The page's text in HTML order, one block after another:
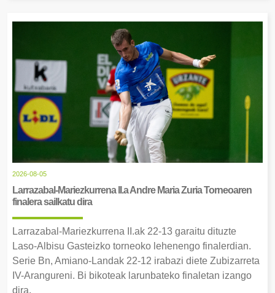
2026-08-05
Larrazabal-Mariezkurrena II.a Andre Maria Zuria Torneoaren
finalera sailkatu dira
Larrazabal-Mariezkurrena II.ak 22-13 garaitu dituzte
Laso-Albisu Gasteizko torneoko lehenengo finalerdian.
Serie Bn, Amiano-Landak 22-12 irabazi diete Zubizarreta
IV-Arangureni. Bi bikoteak larunbateko finaletan izango
dira.